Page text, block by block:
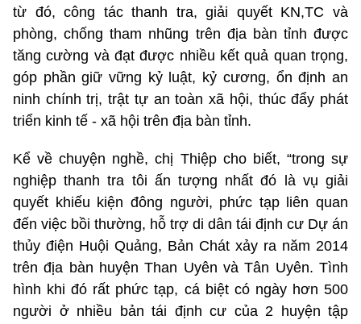
từ đó, công tác thanh tra, giải quyết KN,TC và
phòng, chống tham nhũng trên địa bàn tỉnh được
tăng cường và đạt được nhiều kết quả quan trọng,
góp phần giữ vững kỷ luật, kỷ cương, ổn định an
ninh chính trị, trật tự an toàn xã hội, thúc đẩy phát
triển kinh tế - xã hội trên địa bàn tỉnh.
Kể về chuyện nghề, chị Thiệp cho biết, “trong sự
nghiệp thanh tra tôi ấn tượng nhất đó là vụ giải
quyết khiếu kiện đông người, phức tạp liên quan
đến việc bồi thường, hỗ trợ di dân tái định cư Dự án
thủy điện Huội Quảng, Bản Chát xảy ra năm 2014
trên địa bàn huyện Than Uyên và Tân Uyên. Tình
hình khi đó rất phức tạp, cá biệt có ngày hơn 500
người ở nhiều bản tái định cư của 2 huyện tập